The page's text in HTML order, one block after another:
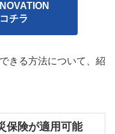
チラ
きる方法について、紹
保険が適用可能